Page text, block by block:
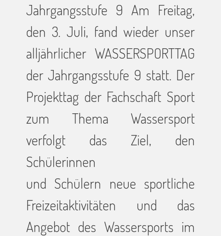
Jahrgangsstufe 9 Am Freitag,
den 3. Juli, fand wieder unser
alljährlicher WASSERSPORTTAG
der Jahrgangsstufe 9 statt. Der
Projekttag der Fachschaft Sport
zum Thema Wassersport
verfolgt das Ziel, den
Schülerinnen
und Schülern neue sportliche
Freizeitaktivitäten und das
Angebot des Wassersports im